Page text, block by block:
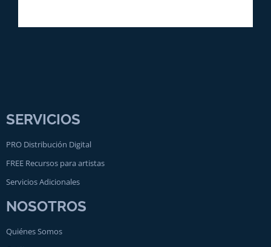
SERVICIOS
PRO Distribución Digital
FREE Recursos para artistas
Servicios Adicionales
NOSOTROS
Quiénes Somos